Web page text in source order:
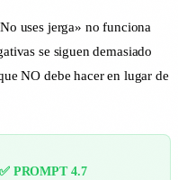
uses jerga» no funciona
se siguen demasiado
NO debe hacer en lugar de
✅ PROMPT 4.7